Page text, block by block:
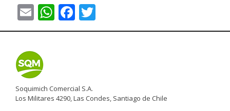
EmailWhatsApp
Facebook
Soquimich Comercial S.A.
Los Militares 4290, Las Condes, Santiago de Chile